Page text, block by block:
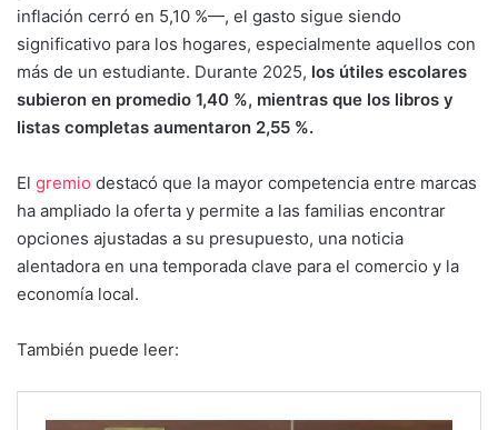
inflación cerró en 5,10 %—, el gasto sigue siendo
significativo para los hogares, especialmente aquellos con
más de un estudiante. Durante 2025, los útiles escolares
subieron en promedio 1,40 %, mientras que los libros y
listas completas aumentaron 2,55 %.
El gremio destacó que la mayor competencia entre marcas
ha ampliado la oferta y permite a las familias encontrar
opciones ajustadas a su presupuesto, una noticia
alentadora en una temporada clave para el comercio y la
economía local.
También puede leer: